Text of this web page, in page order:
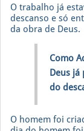
O trabalho já
descanso e só
da obra de Deus.
Como
Deus já
do
O homem foi